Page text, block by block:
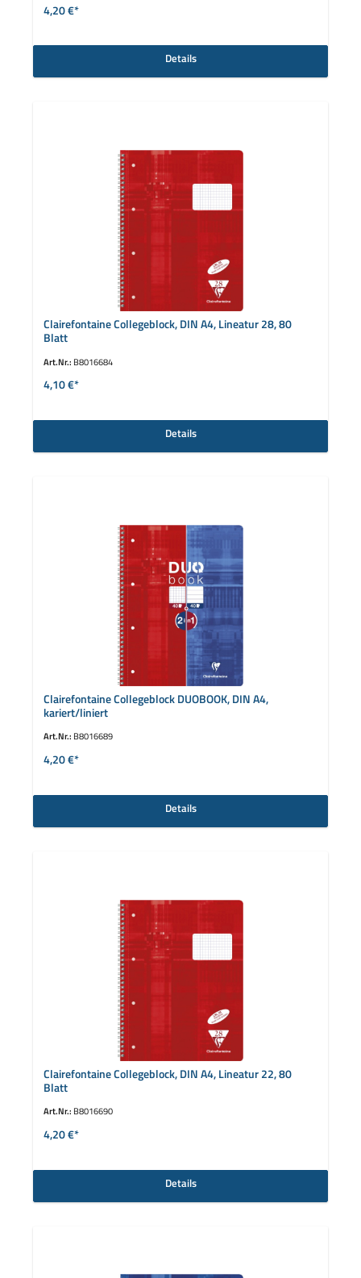
4,20 €*
Details
Clairefontaine Collegeblock, DIN A4, Lineatur 28, 80
Blatt
Art.Nr.: B8016684
4,10 €*
Details
Clairefontaine Collegeblock DUOBOOK, DIN A4,
kariert/liniert
Art.Nr.: B8016689
4,20 €*
Details
Clairefontaine Collegeblock, DIN A4, Lineatur 22, 80
Blatt
Art.Nr.: B8016690
4,20 €*
Details